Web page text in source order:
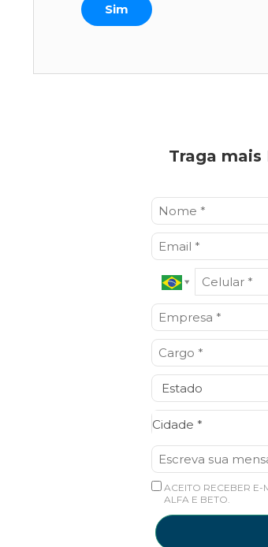
Sim
Traga mais
Cidade *
Cidade*
ACEITO RECEBER E-
ALFA E BETO.